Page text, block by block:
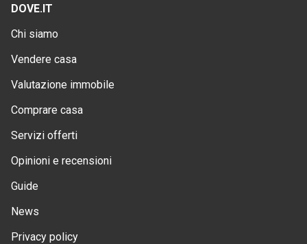
DOVE.IT
Chi siamo
Vendere casa
Valutazione immobile
Comprare casa
Servizi offerti
Opinioni e recensioni
Guide
News
Privacy policy